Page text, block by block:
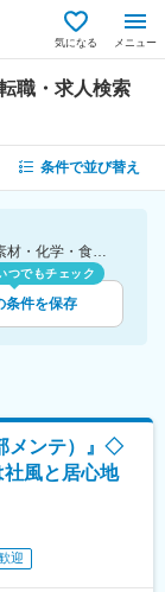
気になる メニュー
職・求人検索
条件で並び替え
[勤務地]佐賀県 [業種]その他メーカー-メーカー（素材・化学・食品・化粧品・その他）業界 [詳細条件](休日・働き方)土日祝休み
つでもチェック
条件を保存
メンテ）』◇
風と居心地
迎